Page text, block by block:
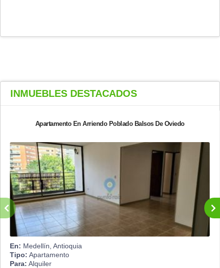
INMUEBLES DESTACADOS
Apartamento En Arriendo Poblado Balsos De Oviedo
En: Medellín, Antioquia
Tipo: Apartamento
Para: Alquiler